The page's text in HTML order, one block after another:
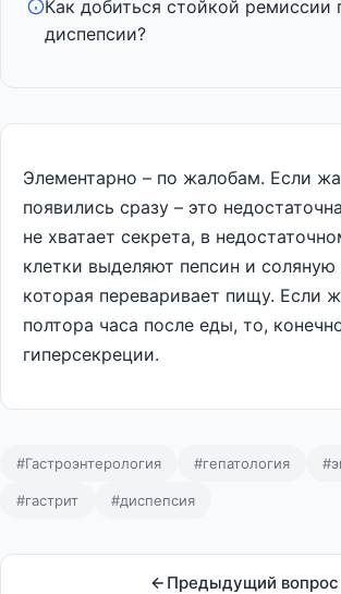
Как добиться стойкой ремиссии
диспепсии?
Элементарно – по жалобам. Если
появились сразу – это
не хватает секрета, в
клетки выделяют пепсин и соляную
которая переваривает пищу. Если
полтора часа после еды, то,
гиперсекреции.
#Гастроэнтерология #гепатология
#гастрит #диспепсия
Предыдущий вопрос